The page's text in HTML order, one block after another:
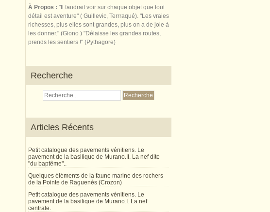
À Propos : "Il faudrait voir sur chaque objet que tout
détail est aventure" ( Guillevic, Terrraqué). "Les vraies
richesses, plus elles sont grandes, plus on a de joie à
les donner." (Giono ) "Délaisse les grandes routes,
prends les sentiers !" (Pythagore)
Recherche
Articles Récents
Petit catalogue des pavements vénitiens. Le
pavement de la basilique de Murano.II. La nef dite
"du baptême"..
Quelques éléments de la faune marine des rochers
de la Pointe de Raguenès (Crozon)
Petit catalogue des pavements vénitiens. Le
pavement de la basilique de Murano.I. La nef
centrale.